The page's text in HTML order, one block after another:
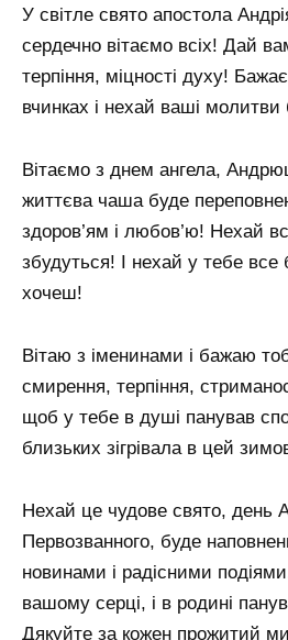
У світле свято апостола
сердечно вітаємо всіх! Дай
терпіння, міцності духу!
вчинках і нехай ваші молитви
Вітаємо з днем ​​ангела,
життєва чаша буде
здоров’ям і любов’ю! Нехай
збудуться! І нехай у тебе все
хочеш!
Вітаю з іменинами і бажаю
смирення, терпіння,
щоб у тебе в душі панував
близьких зігрівала в цей
Нехай це чудове свято, день
Первозванного, буде
новинами і радісними
вашому серці, і в родині
Дякуйте за кожен прожитий